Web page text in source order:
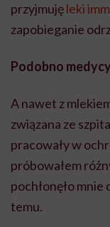
przyjmujęleki
zapobieganie
Podobno
A nawet z
związana ze
pracowały w
próbowałem
pochłonęło mnie
temu.